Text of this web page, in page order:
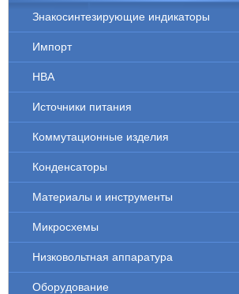
Знакосинтезирующие индикаторы
Импорт
НВА
Источники питания
Коммутационные изделия
Конденсаторы
Материалы и инструменты
Микросхемы
Низковольтная аппаратура
Оборудование